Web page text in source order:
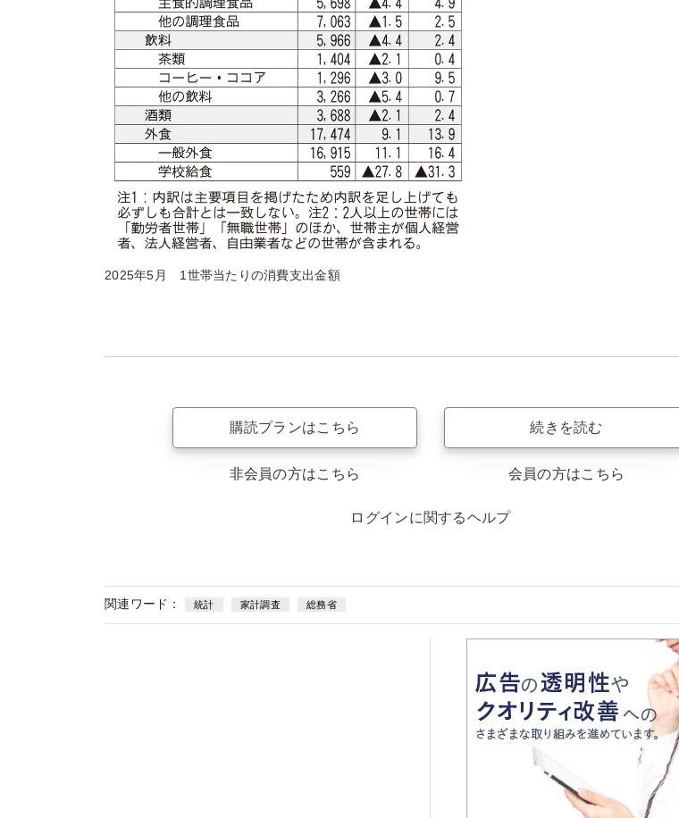
2025年5月 1世帯当たりの消費支出金額
購読プランはこちら
非会員の方はこちら
続きを読む
会員の方はこちら
ログインに関するヘルプ
関連ワード： 統計 家計調査 総務省